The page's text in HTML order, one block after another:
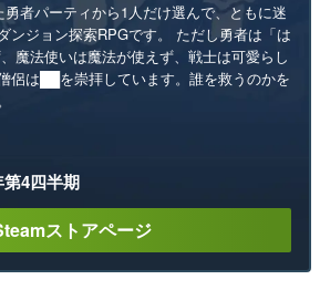
勇者パーティから1人だけ選んで、ともに迷
ンジョン探索RPGです。 ただし勇者は「は
魔法使いは魔法が使えず、戦士は可愛らし
侶は██を崇拝しています。誰を救うのかを
第4四半期
ストアページ